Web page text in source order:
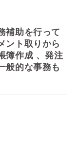
補助を行って
ント取りから
簿作成 、発注
般的な事務も